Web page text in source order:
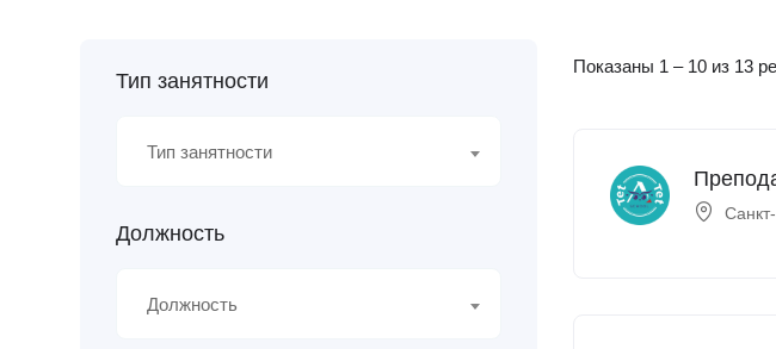
Тип занятности
Тип занятности
Должность
Должность
Показаны 1 – 10 из 13